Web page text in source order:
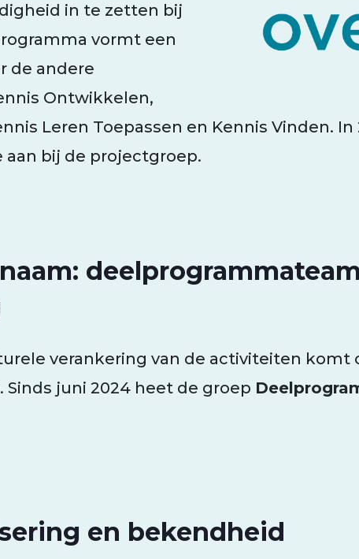
in te zetten bij
vormt een
de andere
Ontwikkelen,
Leren Toepassen en Kennis Vinden.
bij de projectgroep.
verankering van de activiteiten komt
Sinds juni 2024 heet de groep
en bekendheid